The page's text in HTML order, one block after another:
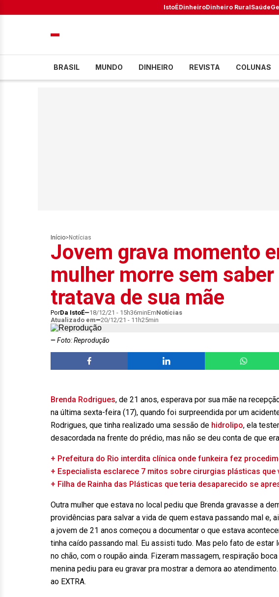
IstoÉDinheiroDinheiro RuralSaúde
BRASIL MUNDO DINHEIRO REVISTA COLUNAS
Início> Notícias
Jovem grava momento
mulher morre sem saber
tratava de sua mãe
PorDa IstoÉ 18/12/21 - 15h36minEmNotícias
Atualizado em
20/12/21 - 11h25min
Foto: Reprodução
Brenda Rodrigues, de 21 anos, esperava por sua mãe na
na última sexta-feira (17), quando foi surpreendida por um
Rodrigues, que tinha realizado uma sessão de hidrolipo, ela
desacordada na frente do prédio, mas não se deu conta de que
+ Prefeitura do Rio interdita clínica onde funkeira fez
+ Especialista esclarece 7 mitos sobre cirurgias plásticas que
+ Filha de Rainha das Plásticas que teria desaparecido se
Outra mulher que estava no local pediu que Brenda gravasse a
providências para salvar a vida de quem estava passando mal e,
a jovem de 21 anos começou a documentar o que estava
tinha caído passando mal. Eu assisti tudo. Mas pelo fato de estar
no chão, com o roupão ainda. Fizeram massagem, respiração
menina pediu para eu gravar pra mostrar a demora ao
ao EXTRA.